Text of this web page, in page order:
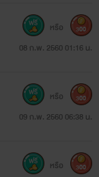
08 ก.พ. 2560 01:16 น.
หรือ 300
09 ก.พ. 2560 06:38 น.
หรือ 300
หรือ 300